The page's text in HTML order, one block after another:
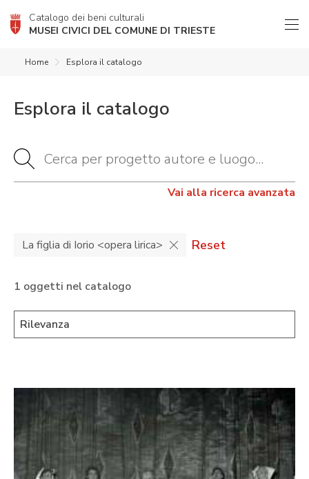
Catalogo dei beni culturali
MUSEI CIVICI DEL COMUNE DI TRIESTE
Home Esplora il catalogo
Esplora il catalogo
Vai alla ricerca avanzata
La figlia di Iorio <opera lirica> Reset
1 oggetti nel catalogo